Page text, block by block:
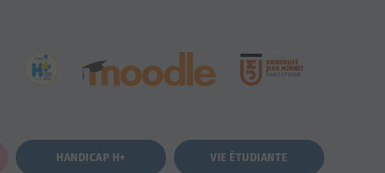
HANDICAP H+ VIE ÉTUDIANTE